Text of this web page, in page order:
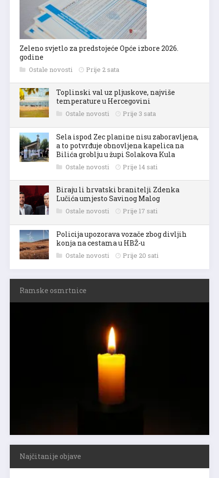
Zeleno svjetlo za predstojeće Opće izbore 2026.
godine
Ostale novosti Prije 2 sata
Toplinski val uz pljuskove, najviše
temperature u Hercegovini
Ostale novosti Prije 3 sata
Sela ispod Zec planine nisu zaboravljena,
a to potvrđuje obnovljena kapelica na
Bilića groblju u župi Solakova Kula
Ostale novosti Prije 14 sati
Biraju li hrvatski branitelji Zdenka
Lučića umjesto Savinog Malog
Ostale novosti Prije 17 sati
Policija upozorava vozače zbog divljih
konja na cestama u HBŽ-u
Ostale novosti Prije 20 sati
Ramske osmrtnice
Najčitanije objave